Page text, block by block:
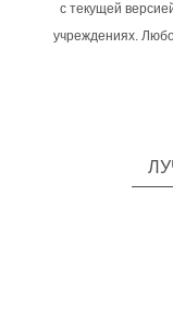
с текущей
учреждениях.